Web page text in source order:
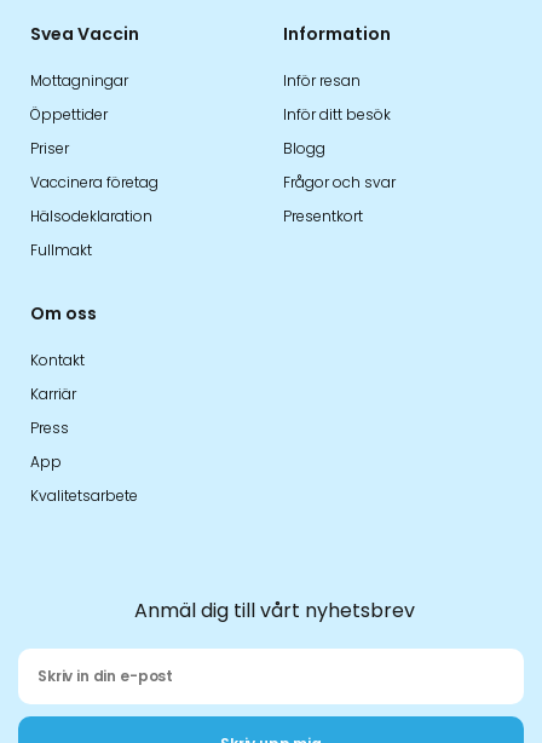
Svea Vaccin
Mottagningar
Öppettider
Priser
Vaccinera företag
Hälsodeklaration
Fullmakt
Information
Inför resan
Inför ditt besök
Blogg
Frågor och svar
Presentkort
Om oss
Kontakt
Karriär
Press
App
Kvalitetsarbete
Anmäl dig till vårt nyhetsbrev